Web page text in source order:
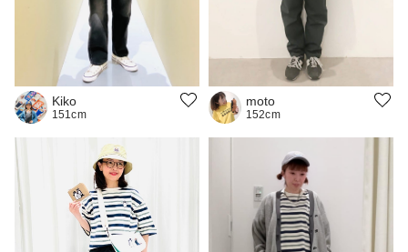
Kiko
151cm
moto
152cm